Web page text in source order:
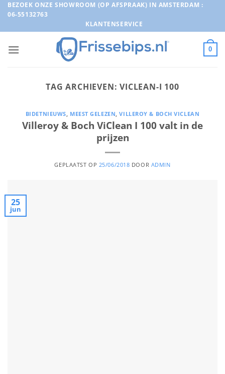
Ga
naar
inhoud
BEZOEK ONZE SHOWROOM (OP AFSPRAAK) IN AMSTERDAM :
06-55132763
KLANTENSERVICE
0
TAG ARCHIEVEN:VICLEAN-I 100
BIDETNIEUWS, MEEST GELEZEN,VILLEROY & BOCH VICLEAN
Villeroy & Boch ViClean I 100 valt in de
prijzen
GEPLAATST OP 25/06/2018 DOOR ADMIN
25
jun